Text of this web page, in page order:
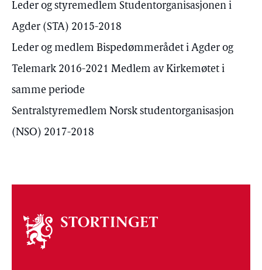
Leder og styremedlem Studentorganisasjonen i
Agder (STA) 2015-2018
Leder og medlem Bispedømmerådet i Agder og
Telemark 2016-2021 Medlem av Kirkemøtet i
samme periode
Sentralstyremedlem Norsk studentorganisasjon
(NSO) 2017-2018
Om
stortinget